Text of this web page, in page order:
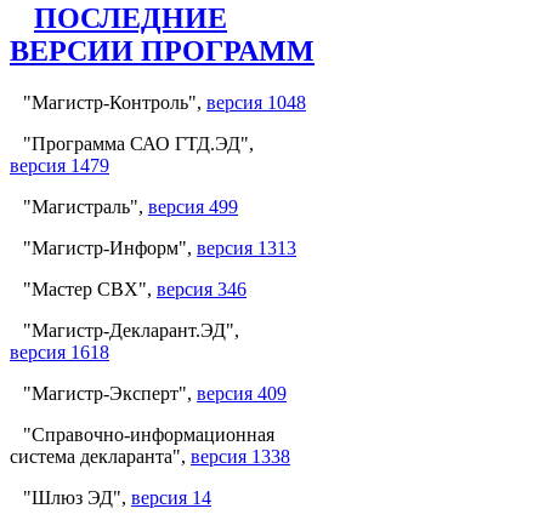
ПОСЛЕДНИЕ
ВЕРСИИ ПРОГРАММ
"Магистр-Контроль", версия 1048
"Программа САО ГТД.ЭД",
версия 1479
"Магистраль", версия 499
"Магистр-Информ", версия 1313
"Мастер СВХ", версия 346
"Магистр-Декларант.ЭД",
версия 1618
"Магистр-Эксперт", версия 409
"Справочно-информационная
система декларанта", версия 1338
"Шлюз ЭД", версия 14